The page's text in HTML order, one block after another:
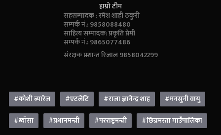
हाम्रो टीम
सहसम्पादक : रमेश शाही ठकुरी
सम्पर्क नं.: 9858088480
साहित्य सम्पादक: प्रकृति प्रेमी
सम्पर्क नं.: 9865077486
संरक्षक प्रशान्त रिजाल 9858042299
#कोशी ब्यारेज #एटलेटि #राजा ज्ञानेन्द्र शाह
#मनसुनी वायु
#ब्वाँसा
#प्रधानमन्त्री #परराष्ट्रमन्त्री #छिन्नमस्ता गाउँपालिका